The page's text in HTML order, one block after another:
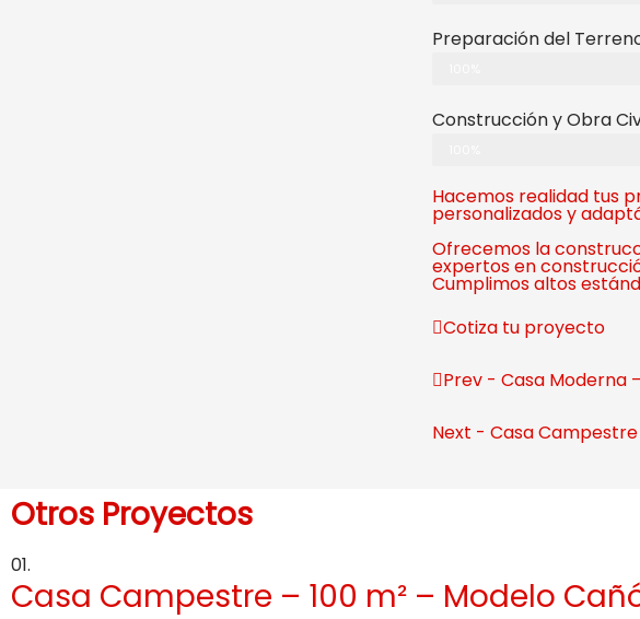
Preparación del
Construcción y Obra
Hacemos realidad tus
personalizados y
Ofrecemos la
expertos en
Cumplimos altos
Cotiza tu proyecto
Prev - Casa Moderna
Next - Casa
Otros Proyectos
01.
Casa Campestre – 100 m² – Modelo